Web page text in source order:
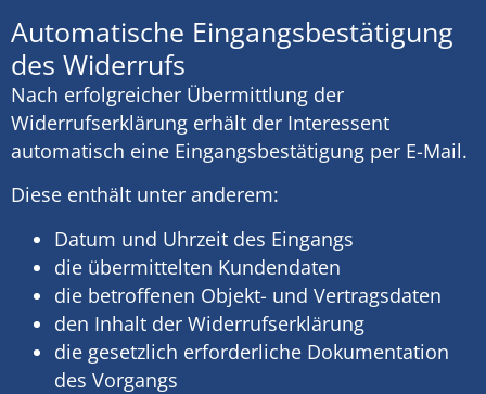
Automatische Eingangsbestätigung
des Widerrufs
Nach erfolgreicher Übermittlung der
Widerrufserklärung erhält der Interessent
automatisch eine Eingangsbestätigung per E-Mail.
Diese enthält unter anderem:
Datum und Uhrzeit des Eingangs
die übermittelten Kundendaten
die betroffenen Objekt- und Vertragsdaten
den Inhalt der Widerrufserklärung
die gesetzlich erforderliche Dokumentation
des Vorgangs